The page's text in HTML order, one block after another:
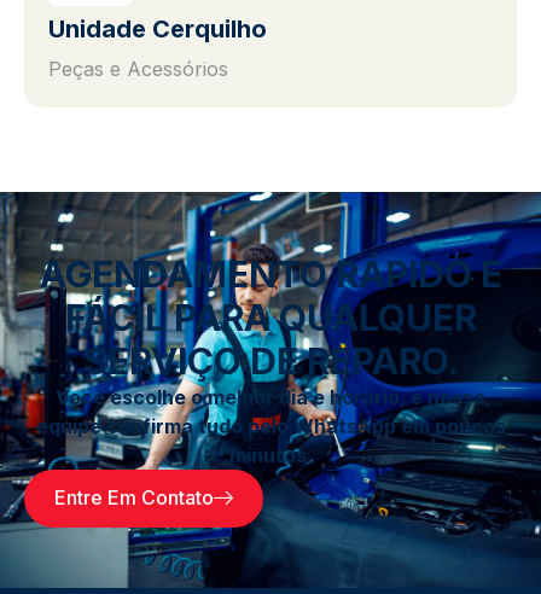
Unidade Cerquilho
Peças e Acessórios
AGENDAMENTO RÁPIDO E
FÁCIL PARA QUALQUER
SERVIÇO DE REPARO.
Você escolhe o melhor dia e horário, e nossa
equipe confirma tudo pelo WhatsApp em poucos
minutos.
Entre Em Contato